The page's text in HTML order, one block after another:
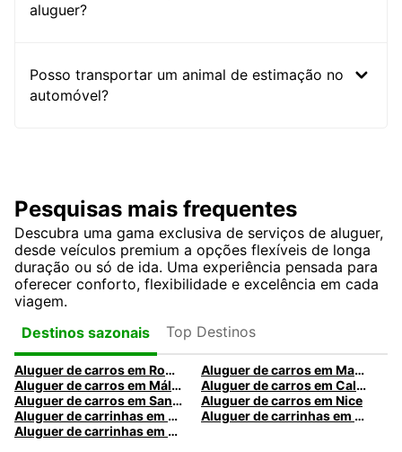
aluguer?
Posso transportar um animal de estimação no
automóvel?
Pesquisas mais frequentes
Descubra uma gama exclusiva de serviços de aluguer,
desde veículos premium a opções flexíveis de longa
duração ou só de ida. Uma experiência pensada para
oferecer conforto, flexibilidade e excelência em cada
viagem.
Destinos sazonais
Top Destinos
Aluguer de carros em Roma
Aluguer de carros em Madrid
Aluguer de carros em Málaga
Aluguer de carros em Caldas da Rainha
Aluguer de carros em Santa Maria da Feira
Aluguer de carros em Nice
Aluguer de carrinhas em Nice
Aluguer de carrinhas em Santa Maria da Feira
Aluguer de carrinhas em Caldas da Rainha